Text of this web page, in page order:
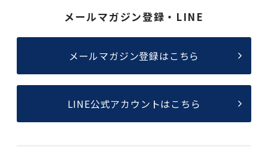
メールマガジン登録・LINE
メールマガジン登録はこちら
LINE公式アカウントはこちら